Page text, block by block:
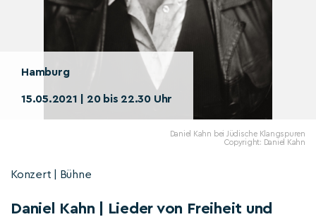
Hamburg
15.05.2021 | 20 bis 22.30 Uhr
Daniel Kahn bei Jüdische Klangspuren
Copyright: Daniel Kahn
Konzert | Bühne
Daniel Kahn | Lieder von Freiheit und